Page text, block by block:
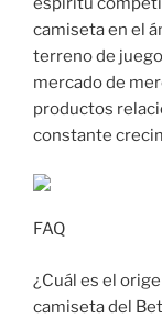
camiseta en el
terreno de
mercado de
productos
constante
FAQ
¿Cuál es el
camiseta del